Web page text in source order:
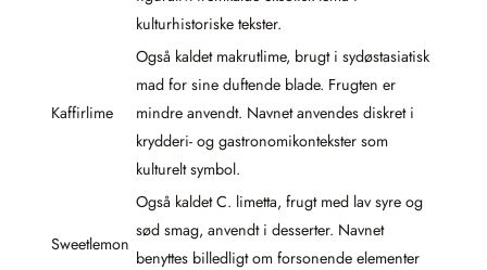
kulturhistoriske tekster.
Kaffirlime
Også kaldet makrutlime, brugt i sydøstasiatisk
mad for sine duftende blade. Frugten er
mindre anvendt. Navnet anvendes diskret i
krydderi- og gastronomikontekster som
kulturelt symbol.
Sweetlemon
Også kaldet C. limetta, frugt med lav syre og
sød smag, anvendt i desserter. Navnet
benyttes billedligt om forsonende elementer